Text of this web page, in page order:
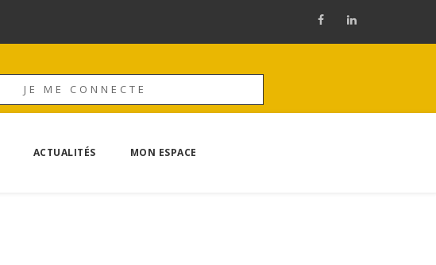
JE ME CONNECTE
ACTUALITÉS MON ESPACE